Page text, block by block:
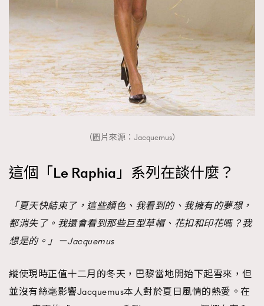
TRENDING
（圖片來源：Jacquemus）
這個「Le Raphia」系列在談什麼？
「夏天快結束了，這些顏色、我看到的、我擁有的夢想，
都消失了。我還會看到那些巨型草帽、花扣和印花嗎？我
想是的。」－Jacquemus
縱使現時正值十二月的冬天，巴黎當地開始下起雪來，但
並沒有絲毫影響Jacquemus本人對於夏日風情的熱愛。在